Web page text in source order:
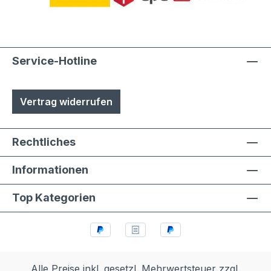
Service-Hotline
Vertrag widerrufen
Rechtliches
Informationen
Top Kategorien